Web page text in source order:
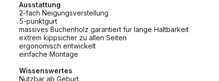
Ausstattung
2-fach Neigungsverstellung
5-punktgurt
massives Buchenholz garantiert für lange Haltbarkeit
extrem kippsicher zu allen Seiten
ergonomisch entwickelt
einfache Montage
Wissenswertes
Nutzbar ab Geburt.